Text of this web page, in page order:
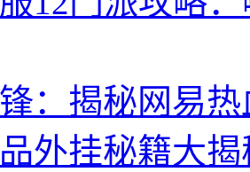
：揭秘网易
外挂秘籍大